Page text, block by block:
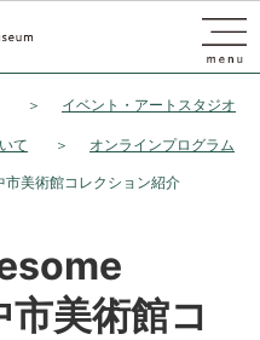
イベント・アートスタジオ
て オンラインプログラム
美術館コレクション紹介
美術館コ